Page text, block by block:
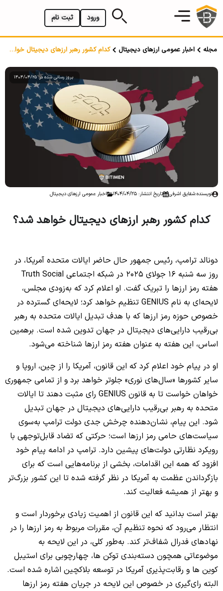
ثبت نام ورود
مجله اخبار عمومی ارزهای دیجیتال کدام کشور رهبر ارزهای دیجیتال خواهد شد؟
بروز رسانی شده در: 1404/04/25
نویسنده:شقایق اشرفی تاریخ انتشار: 1404/04/25 اخبار عمومی ارزهای دیجیتال
کدام کشور رهبر ارزهای دیجیتال خواهد شد؟
دونالد ترامپ، رئیس جمهور حال حاضر ایالات متحده آمریکا، در
روز سه شنبه 16 جولای 2025 در شبکه اجتماعی Truth Social
هفته رمز ارزها را تبریک گفت. او اعلام کرد که به‌زودی مجلس،
لایحه‌ای به نام GENIUS تنظیم خواهد کرد؛ لایحه‌ای گسترده در
خصوص حوزه رمز ارزها که با هدف تبدیل ایالات متحده به رهبر
بی‌رقیب دارایی‌های دیجیتال در جهان تدوین شده است. برهمین
اساس، این هفته به عنوان هفته رمز ارزها شناخته می‌شود.
او در پیام خود اعلام کرد که این قانون، آمریکا را از چین، اروپا و
سایر کشورها «سال‌های نوری» جلوتر خواهد برد و از تمامی جمهوری
خواهان خواست تا به قانون GENIUS رای مثبت دهند تا ایالات
متحده به رهبر بی‌رقیب دارایی‌های دیجیتال در جهان تبدیل
شود. این پیام، نشان‌دهنده چرخش جدی دولت ترامپ به‌سوی
سیاست‌های حامی رمز ارزها است؛ حرکتی که تضاد قابل‌توجهی با
رویکرد نظارتی دولت‌های پیشین دارد. ترامپ در ادامه پیام خود
افزود که همه این اقدامات، بخشی از برنامه‌هایی است که برای
بازگرداندن عظمت به آمریکا در نظر گرفته شده تا این کشور بزرگ‌تر
و بهتر از همیشه فعالیت کند.
بهتر است بدانید که این قانون از اهمیت زیادی برخوردار است و
انتظار می‌رود که نحوه تنظیم آن، مقررات مربوط به رمز ارزها را در
نهادهای فدرال شفاف‌تر کند. به‌طور کلی، در این لایحه به
موضوعاتی همچون دسته‌بندی توکن ها، چهارچوبی برای استیبل
کوین ها و رقابت‌پذیری آمریکا در توسعه بلاکچین اشاره شده است.
البته رای‌گیری در خصوص این لایحه در جریان هفته رمز ارزها